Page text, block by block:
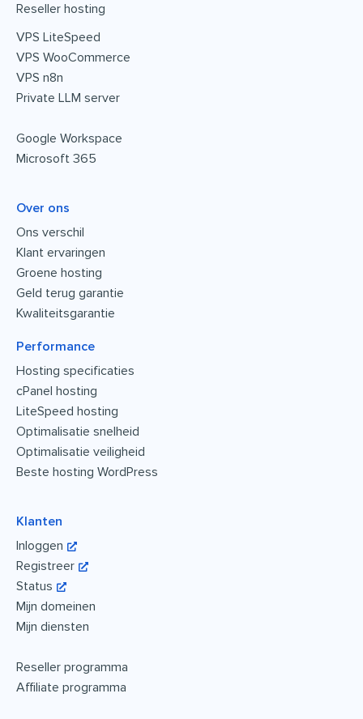
Reseller hosting
VPS LiteSpeed
VPS WooCommerce
VPS n8n
Private LLM server
Google Workspace
Microsoft 365
Over ons
Ons verschil
Klant ervaringen
Groene hosting
Geld terug garantie
Kwaliteitsgarantie
Performance
Hosting specificaties
cPanel hosting
LiteSpeed hosting
Optimalisatie snelheid
Optimalisatie veiligheid
Beste hosting WordPress
Klanten
Inloggen
Registreer
Status
Mijn domeinen
Mijn diensten
Reseller programma
Affiliate programma